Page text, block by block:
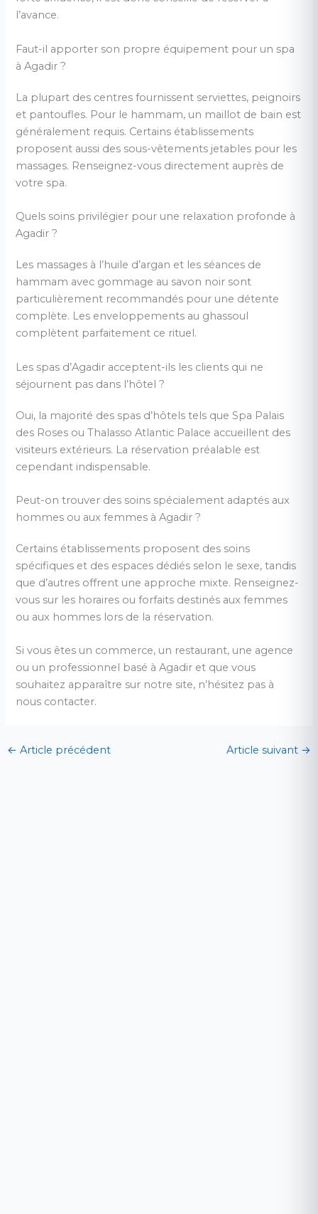
l’avance.
Faut-il apporter son propre équipement pour un spa
à Agadir ?
La plupart des centres fournissent serviettes, peignoirs
et pantoufles. Pour le hammam, un maillot de bain est
généralement requis. Certains établissements
proposent aussi des sous-vêtements jetables pour les
massages. Renseignez-vous directement auprès de
votre spa.
Quels soins privilégier pour une relaxation profonde à
Agadir ?
Les massages à l’huile d’argan et les séances de
hammam avec gommage au savon noir sont
particulièrement recommandés pour une détente
complète. Les enveloppements au ghassoul
complètent parfaitement ce rituel.
Les spas d’Agadir acceptent-ils les clients qui ne
séjournent pas dans l’hôtel ?
Oui, la majorité des spas d’hôtels tels que Spa Palais
des Roses ou Thalasso Atlantic Palace accueillent des
visiteurs extérieurs. La réservation préalable est
cependant indispensable.
Peut-on trouver des soins spécialement adaptés aux
hommes ou aux femmes à Agadir ?
Certains établissements proposent des soins
spécifiques et des espaces dédiés selon le sexe, tandis
que d’autres offrent une approche mixte. Renseignez-
vous sur les horaires ou forfaits destinés aux femmes
ou aux hommes lors de la réservation.
Si vous êtes un commerce, un restaurant, une agence
ou un professionnel basé à Agadir et que vous
souhaitez apparaître sur notre site, n’hésitez pas à
nous contacter.
← Article précédent Article suivant →